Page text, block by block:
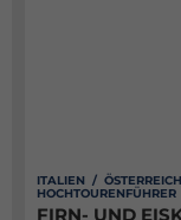
ITALIEN /
FIRN- UND